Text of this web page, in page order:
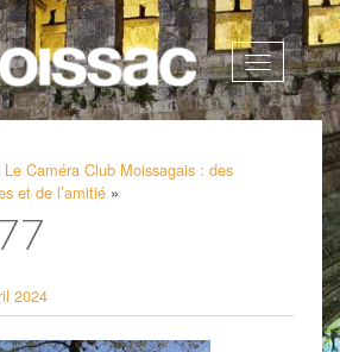
Afficher
la
Le Caméra Club Moissagais : des
et de l’amitié »
2024